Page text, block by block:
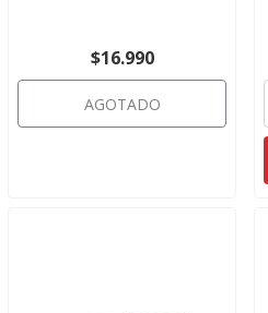
$16.990
AGOTADO